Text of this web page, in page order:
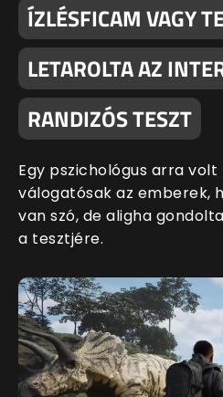
ÍZLÉSFICAM VAGY
LETAROLTA AZ
RANDIZÓS TESZT
Egy pszichológus arra
válogatósak az emberek,
van szó, de aligha
a tesztjére.